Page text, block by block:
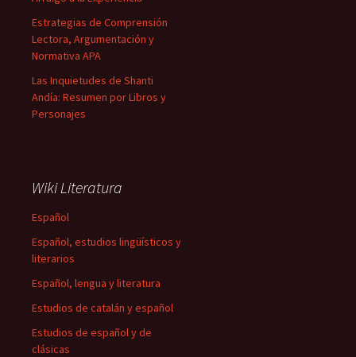
Estrategias de Comprensión
Lectora, Argumentación y
Normativa APA
Las Inquietudes de Shanti
Andía: Resumen por Libros y
Personajes
Wiki Literatura
Español
Español, estudios lingüísticos y
literarios
Español, lengua y literatura
Estudios de catalán y español
Estudios de español y de
clásicas